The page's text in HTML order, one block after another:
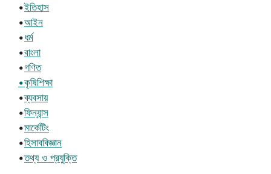
•ইতিহাস
•আইন
•ধর্ম
•বাংলা
•গণিত
•কৃষিশিক্ষা
•ব্যবসায়
•ফিন্যান্স
•মার্কেটিং
•হিসাববিজ্ঞান
•তথ্য ও প্রযুক্তি